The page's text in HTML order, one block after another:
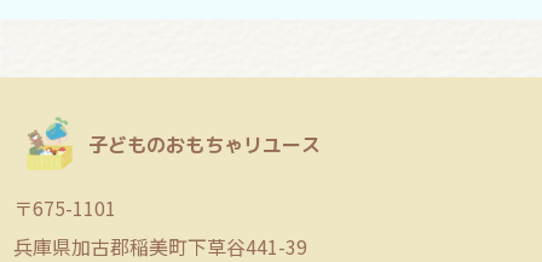
子どものおもちゃリユース
〒675-1101
兵庫県加古郡稲美町下草谷441-39